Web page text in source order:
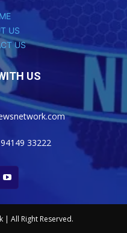
US
US
US
33222
| All Right Reserved.